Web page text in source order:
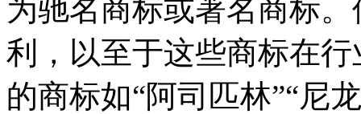
为驰名商标或著名商标
利，以至于这些商标在
的商标如“阿司匹林”“尼